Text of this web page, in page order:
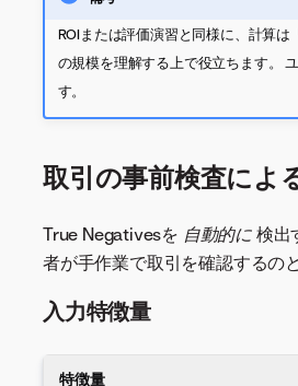
ROIまたは評価演習と同様に、計算
の規模を理解する上で役立ちます。
す。
取引の事前検査によ
True Negativesを 自動的に 検出
者が手作業で取引を確認するの
入力特徴量
特徴量